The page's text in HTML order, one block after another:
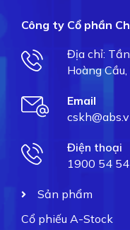
Công ty Cổ phần
Địa chỉ:
Hoàng
Email
Điện thoại
1900 54
Sản phẩm
Cổ phiếu A-Stock